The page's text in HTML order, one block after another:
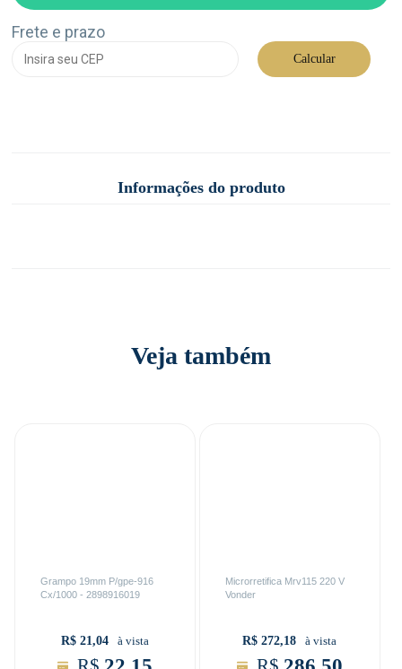
Frete e prazo
Calcular
Informações do produto
Veja também
Grampo 19mm P/gpe-916
Cx/1000 - 2898916019
R$ 21,04 à vista
Microrretifica Mrv115 220 V
Vonder
R$ 272,18 à vista